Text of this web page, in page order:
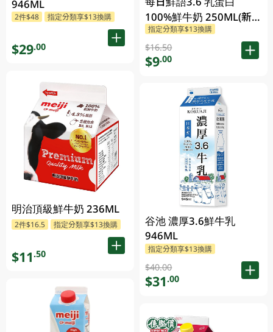
946ML
2件$48 指定分類享$13換購
$29.00
明治頂級鮮牛奶 236ML
2件$16.5 指定分類享$13換購
$11.50
100%鮮牛奶 250ML(新
舊包裝隨機發貨)
指定分類享$13換購
$16.50
$9.00
谷池 濃厚3.6鮮牛乳
946ML
指定分類享$13換購
$40.00
$31.00